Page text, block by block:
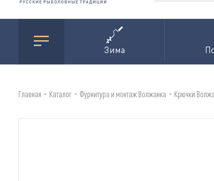
Зима
Главная - Каталог - Фурнитура и монтаж Волжанка - Крючки